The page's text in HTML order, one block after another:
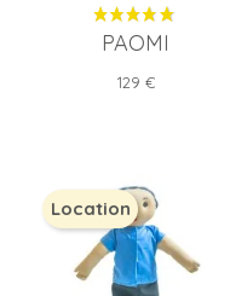
PAOMI
Prix
129 €
Location